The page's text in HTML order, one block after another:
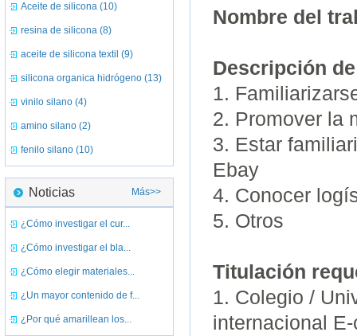
Aceite de silicona (10)
resina de silicona (8)
aceite de silicona textil (9)
silicona organica hidrógeno (13)
vinilo silano (4)
amino silano (2)
fenilo silano (10)
Noticias Más>>
¿Cómo investigar el cur...
¿Cómo investigar el bla...
¿Cómo elegir materiales...
¿Un mayor contenido de f...
¿Por qué amarillean los...
Nombre del
Descripción
1.
2. Promover la
3. Estar
Ebay
4. Conocer
5. Otros
Titulación
1. Colegio /
internacional